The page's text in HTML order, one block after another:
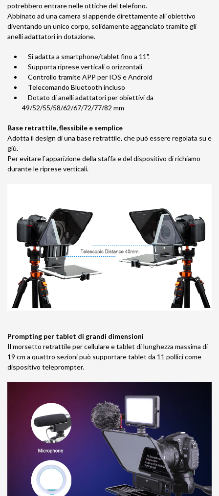
potrebbero entrare nelle ottiche del telefono.
Abbinato ad una camera si appende direttamente all`obiettivo
diventando un unico corpo, solidamente agganciato tramite gli
anelli adattatori in dotazione.
Si adatta a smartphone/tablet fino a 11".
Supporta riprese verticali o orizzontali
Controllo tramite APP per IOS e Android
Telecomando Bluetooth incluso
Dotato di anelli adattatori per obiettivi da
49/52/55/58/62/67/72/77/82 mm
Base retrattile, flessibile e semplice
Adotta il design di una base retrattile, che può essere regolata su e
giù.
Per evitare l`apparizione della staffa e del dispositivo di richiamo
durante le riprese verticali.
Prompting per tablet di grandi dimensioni
Il morsetto retrattile per cellulare e tablet di lunghezza massima di
19 cm a quattro sezioni può supportare tablet da 11 pollici come
dispositivo teleprompter.